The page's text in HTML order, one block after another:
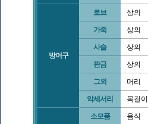
방어구
로브 상의
가죽 상의
사슬 상의
판금 상의
그외 머리
악세서리 목걸이
소모품 음식